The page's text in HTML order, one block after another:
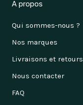
A propos
Qui sommes-nous ?
Nos marques
Livraisons et retours
Nous contacter
FAQ